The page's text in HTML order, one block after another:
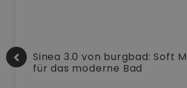
Sinea 3.0 von burgbad: Soft
für das moderne Bad